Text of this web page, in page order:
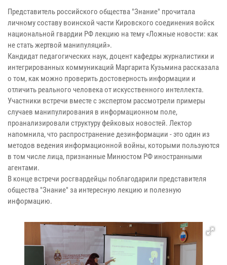
Представитель российского общества "Знание" прочитала
личному составу воинской части Кировского соединения войск
национальной гвардии РФ лекцию на тему «Ложные новости: как
не стать жертвой манипуляций».
Кандидат педагогических наук, доцент кафедры журналистики и
интегрированных коммуникаций Маргарита Кузьмина рассказала
о том, как можно проверить достоверность информации и
отличить реального человека от искусственного интеллекта.
Участники встречи вместе с экспертом рассмотрели примеры
случаев манипулирования в информационном поле,
проанализировали структуру фейковых новостей. Лектор
напомнила, что распространение дезинформации - это один из
методов ведения информационной войны, которыми пользуются
в том числе лица, признанные Минюстом РФ иностранными
агентами.
В конце встречи росгвардейцы поблагодарили представителя
общества "Знание" за интересную лекцию и полезную
информацию.